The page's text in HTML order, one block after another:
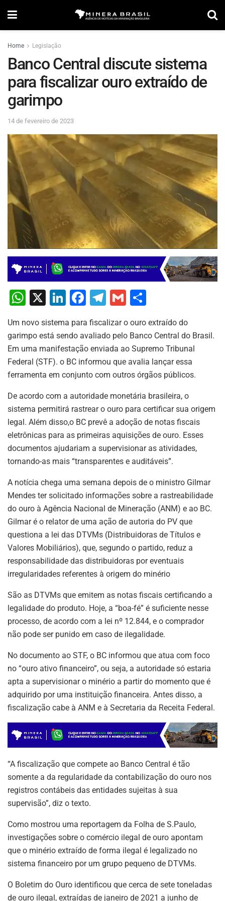
Home Legislação
Banco Central discute sistema
para fiscalizar ouro extraído de
garimpo
14 de fevereiro de 2023
W
at
s
A
p
p
X
Li
k
e
dI
n
F
c
e
b
o
o
k
T
e
gr
a
m
G
ai
l
ar
e
Um novo sistema para fiscalizar o ouro extraído do
garimpo está sendo avaliado pelo Banco Central do Brasil.
Em uma manifestação enviada ao Supremo Tribunal
Federal (STF). o BC informou que avalia lançar essa
ferramenta em conjunto com outros órgãos públicos.
De acordo com a autoridade monetária brasileira, o
sistema permitirá rastrear o ouro para certificar sua origem
legal. Além disso,o BC prevê a adoção de notas fiscais
eletrônicas para as primeiras aquisições de ouro. Esses
documentos ajudariam a supervisionar as atividades,
tornando-as mais “transparentes e auditáveis”.
A notícia chega uma semana depois de o ministro Gilmar
Mendes ter solicitado informações sobre a rastreabilidade
do ouro à Agência Nacional de Mineração (ANM) e ao BC.
Gilmar é o relator de uma ação de autoria do PV que
questiona a lei das DTVMs (Distribuidoras de Títulos e
Valores Mobiliários), que, segundo o partido, reduz a
responsabilidade das distribuidoras por eventuais
irregularidades referentes à origem do minério
São as DTVMs que emitem as notas fiscais certificando a
legalidade do produto. Hoje, a “boa-fé” é suficiente nesse
processo, de acordo com a lei nº 12.844, e o comprador
não pode ser punido em caso de ilegalidade.
No documento ao STF, o BC informou que atua com foco
no “ouro ativo financeiro”, ou seja, a autoridade só estaria
apta a supervisionar o minério a partir do momento que é
adquirido por uma instituição financeira. Antes disso, a
fiscalização cabe à ANM e à Secretaria da Receita Federal.
“A fiscalização que compete ao Banco Central é tão
somente a da regularidade da contabilização do ouro nos
registros contábeis das entidades sujeitas à sua
supervisão”, diz o texto.
Como mostrou uma reportagem da Folha de S.Paulo,
investigações sobre o comércio ilegal de ouro apontam
que o minério extraído de forma ilegal é legalizado no
sistema financeiro por um grupo pequeno de DTVMs.
O Boletim do Ouro identificou que cerca de sete toneladas
de ouro ilegal, extraídas de janeiro de 2021 a junho de
ASSINE NOSSA
NEWSLETTER